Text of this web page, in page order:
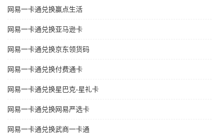
网易一卡通兑换赢点生活
网易一卡通兑换亚马逊卡
网易一卡通兑换京东领货码
网易一卡通兑换付费通卡
网易一卡通兑换星巴克-星礼卡
网易一卡通兑换网易严选卡
网易一卡通兑换武商一卡通